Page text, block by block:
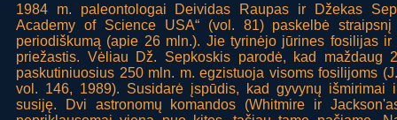
1984 m. paleontologai Deividas Raupas ir Džekas
Academy of Science USA“ (vol. 81) paskelbė
periodiškumą (apie 26 mln.). Jie tyrinėjo jūrines fosilijas
priežastis. Vėliau Dž. Sepkoskis parodė, kad maždaug
paskutiniuosius 250 mln. m. egzistuoja visoms fosilijoms
vol. 146, 1989). Susidarė įspūdis, kad gyvynų išmirimai
susiję. Dvi astronomų komandos (Whitmire ir